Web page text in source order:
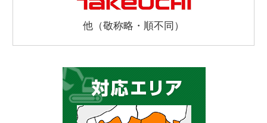
他（敬称略・順不同）